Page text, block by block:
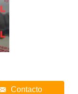
Contacto